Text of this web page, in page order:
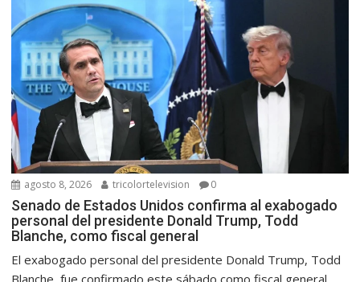
agosto 8, 2026 tricolortelevision 0
Senado de Estados Unidos confirma al exabogado
personal del presidente Donald Trump, Todd
Blanche, como fiscal general
El exabogado personal del presidente Donald Trump, Todd